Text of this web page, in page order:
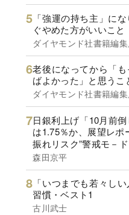
「強運の持ち主」に
ぐやめた方がいいこと
ダイヤモンド社書籍編
老後になってから「
ばよかった」と思うこ
ダイヤモンド社書籍編
日銀利上げ「10月前
は1.75％か、展望レポ
振れリスク”警戒モ－ド
森田京平
「いつまでも若々し
習慣・ベスト1
古川武士